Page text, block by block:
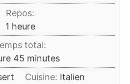
Repos:
1 heure
heure
total:
45minutes
minutes
Cuisine: Italien